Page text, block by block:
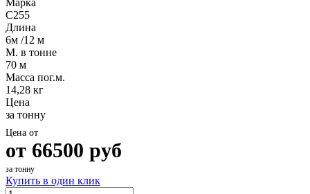
С255
Длина
6м /12 м
М. в тонне
70 м
Масса пог.м.
14,28 кг
Цена
за тонну
Цена от
от 66500 руб
за тонну
Купить в один клик